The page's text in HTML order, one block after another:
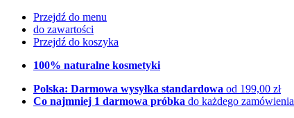
Przejdź do menu
do zawartości
Przejdź do koszyka
100% naturalne kosmetyki
Polska: Darmowa wysyłka standardowa od 199,00 zł
Co najmniej 1 darmowa próbka do każdego zamówienia